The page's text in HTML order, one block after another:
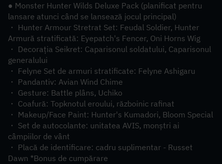
● Monster Hunter Wilds Deluxe Pack (planificat pentru
lansare atunci când se lansează jocul principal)
・ Hunter Armour Stretrat Set: Feudal Soldier, Hunter
Armură stratificată: Eyepatch's Fencer, Oni Horns Wig
・ Decorația Seikret: Caparisonul soldatului, Caparisonul
generalului
・ Felyne Set de armuri stratificate: Felyne Ashigaru
・ Pandantiv: Avian Wind Chime
・ Gesture: Battle plâns, Uchiko
・ Coafură: Topknotul eroului, războinic rafinat
・ Makeup/Face Paint: Hunter's Kumadori, Bloom Special
・ Set de autocolante: unitatea AVIS, monștri ai
câmpiilor de vânt
・ Placă de identificare: cadru suplimentar - Russet
Dawn *Bonus de cumpărare